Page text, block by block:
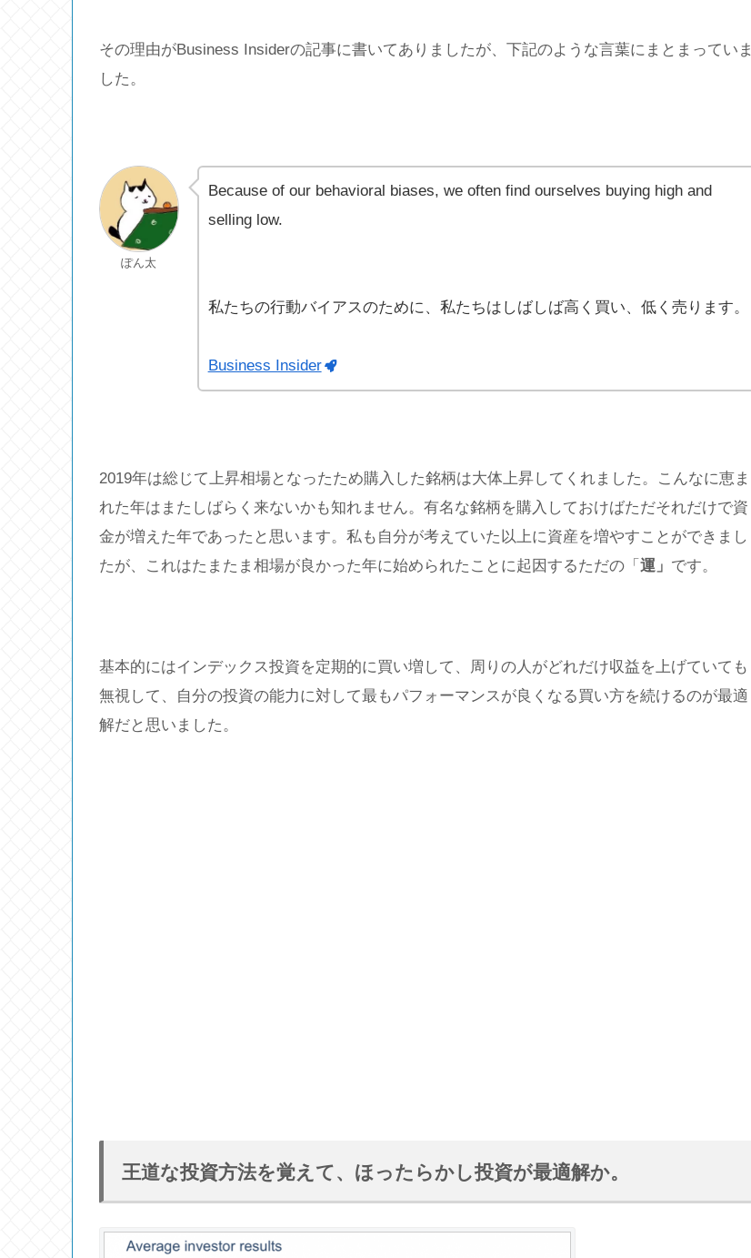
その理由がBusiness Insiderの記事に書いてありましたが、下記のような言葉にまとまっていま
した。
ぽん太
Because of our behavioral biases, we often find ourselves buying high and
selling low.
私たちの行動バイアスのために、私たちはしばしば高く買い、低く売ります。
Business Insider
2019年は総じて上昇相場となったため購入した銘柄は大体上昇してくれました。こんなに恵ま
れた年はまたしばらく来ないかも知れません。有名な銘柄を購入しておけばただそれだけで資
金が増えた年であったと思います。私も自分が考えていた以上に資産を増やすことができまし
たが、これはたまたま相場が良かった年に始められたことに起因するただの「 運」 です。
基本的にはインデックス投資を定期的に買い増して、周りの人がどれだけ収益を上げていても
無視して、自分の投資の能力に対して最もパフォーマンスが良くなる買い方を続けるのが最適
解だと思いました。
王道な投資方法を覚えて、ほったらかし投資が最適解か。